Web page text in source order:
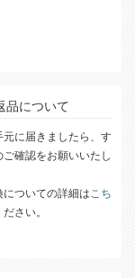
品について
元に届きましたら、す
ご確認をお願いいたし
についての詳細は こち
さい。